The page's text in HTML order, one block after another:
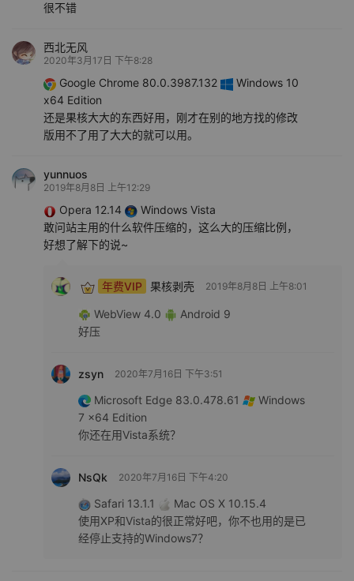
很不错
西北无风
2020年3月17日 下午8:28
Google Chrome 80.0.3987.132
Windows 10
x64 Edition
还是果核大大的东西好用，刚才在别的地方找的修改
版用不了用了大大的就可以用。
yunnuos
2019年8月8日 上午12:29
Opera 12.14
Windows Vista
敢问站主用的什么软件压缩的，这么大的压缩比例，
好想了解下的说~
年费VIP 果核剥壳 2019年8月8日 上午8:01
WebView 4.0
Android 9
好压
zsyn 2020年7月16日 下午3:51
Microsoft Edge 83.0.478.61
Windows
7 x64 Edition
你还在用Vista系统？
NsQk 2020年7月16日 下午4:20
Safari 13.1.1
Mac OS X 10.15.4
使用XP和Vista的很正常好吧，你不也用的是已
经停止支持的Windows7？